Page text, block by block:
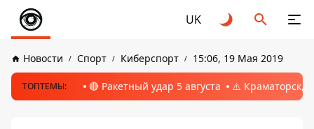
UK
Новости Спорт Киберспорт 15:06, 19 Мая 2019
ТОПТЕМЫ: 🔴 Ракетный удар 5 августа ⚠️ Краматорск,